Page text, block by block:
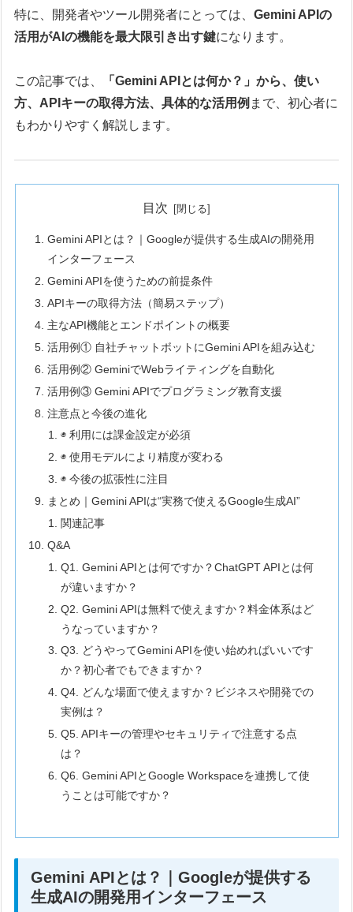
特に、開発者やツール開発者にとっては、Gemini APIの
活用がAIの機能を最大限引き出す鍵になります。
この記事では、
「Gemini APIとは何か？」から、使い
方、APIキーの取得方法、具体的な活用例 まで、初心者に
もわかりやすく解説します。
目次
Gemini APIとは？｜Googleが提供する生成AIの開発用
インターフェース
Gemini APIを使うための前提条件
APIキーの取得方法（簡易ステップ）
主なAPI機能とエンドポイントの概要
活用例① 自社チャットボットにGemini APIを組み込む
活用例② GeminiでWebライティングを自動化
活用例③ Gemini APIでプログラミング教育支援
注意点と今後の進化
◉ 利用には課金設定が必須
◉ 使用モデルにより精度が変わる
◉ 今後の拡張性に注目
まとめ｜Gemini APIは“実務で使えるGoogle生成AI”
関連記事
Q&A
Q1. Gemini APIとは何ですか？ChatGPT APIとは何
が違いますか？
Q2. Gemini APIは無料で使えますか？料金体系はど
うなっていますか？
Q3. どうやってGemini APIを使い始めればいいです
か？初心者でもできますか？
Q4. どんな場面で使えますか？ビジネスや開発での
実例は？
Q5. APIキーの管理やセキュリティで注意する点
は？
Q6. Gemini APIとGoogle Workspaceを連携して使
うことは可能ですか？
Gemini APIとは？｜Googleが提供する
生成AIの開発用インターフェース